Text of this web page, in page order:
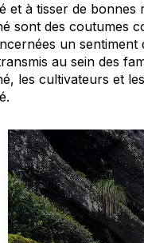
et à tisser de bonnes
sont des coutumes
un sentiment
au sein des
les cultivateurs et